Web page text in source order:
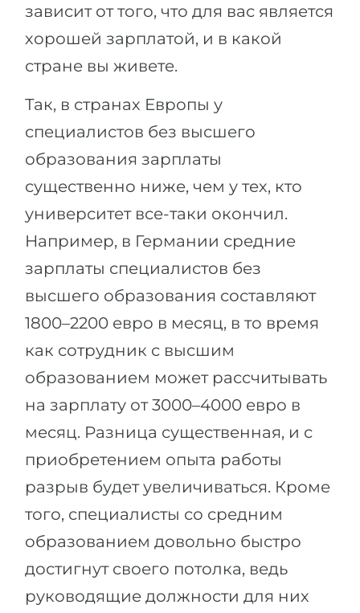
зависит от того, что для вас является
хорошей зарплатой, и в какой
стране вы живете.
Так, в странах Европы у
специалистов без высшего
образования зарплаты
существенно ниже, чем у тех, кто
университет все-таки окончил.
Например, в Германии средние
зарплаты специалистов без
высшего образования составляют
1800–2200 евро в месяц, в то время
как сотрудник с высшим
образованием может рассчитывать
на зарплату от 3000–4000 евро в
месяц. Разница существенная, и с
приобретением опыта работы
разрыв будет увеличиваться. Кроме
того, специалисты со средним
образованием довольно быстро
достигнут своего потолка, ведь
руководящие должности для них